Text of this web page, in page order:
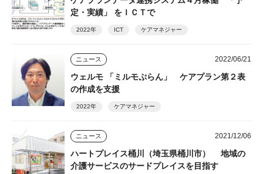
定・実績」 をＩＣＴで
2022年 ICT ケアマネジャー
ニュース 2022/06/21
ウェルモ 「ミルモぷらん」 ケアプラン第２表
の作成を支援
2022年 ケアマネジャー
ニュース 2021/12/06
ハートプレイス桶川（埼玉県桶川市） 地域の
介護サービスのサードプレイスを目指す